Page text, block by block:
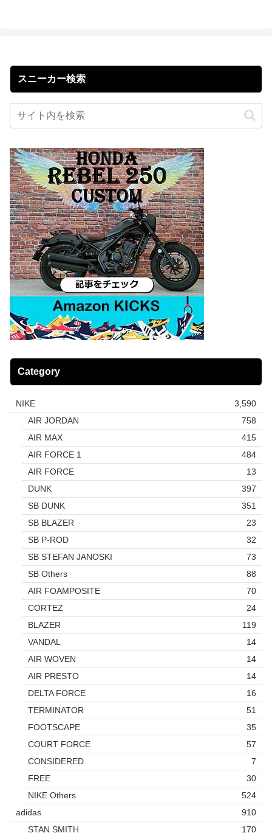
スニーカー検索
Category
NIKE
3,590
AIR JORDAN
758
AIR MAX
415
AIR FORCE 1
484
AIR FORCE
13
DUNK
397
SB DUNK
351
SB BLAZER
23
SB P-ROD
32
SB STEFAN JANOSKI
73
SB Others
88
AIR FOAMPOSITE
70
CORTEZ
24
BLAZER
119
VANDAL
14
AIR WOVEN
14
AIR PRESTO
14
DELTA FORCE
16
TERMINATOR
51
FOOTSCAPE
35
COURT FORCE
57
CONSIDERED
7
FREE
30
NIKE Others
524
adidas
910
STAN SMITH
170